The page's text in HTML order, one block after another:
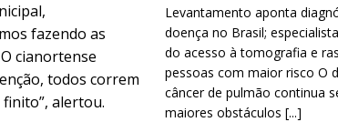
fazendo as
cianortense
todos correm
alertou.
Levantamento aponta
doença no Brasil;
do acesso à tomografia e
pessoas com maior risco O
câncer de pulmão continua
maiores obstáculos [...]